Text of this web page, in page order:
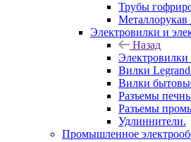
Трубы
Металлорукав
Электровилки и
Назад
Электровилки
Вилки
Вилки
Разъемы
Разъемы
Удлиннители.
Промышленное